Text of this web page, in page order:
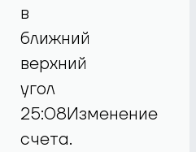
в
ближний
верхний
угол
25:08Изменение
счета.